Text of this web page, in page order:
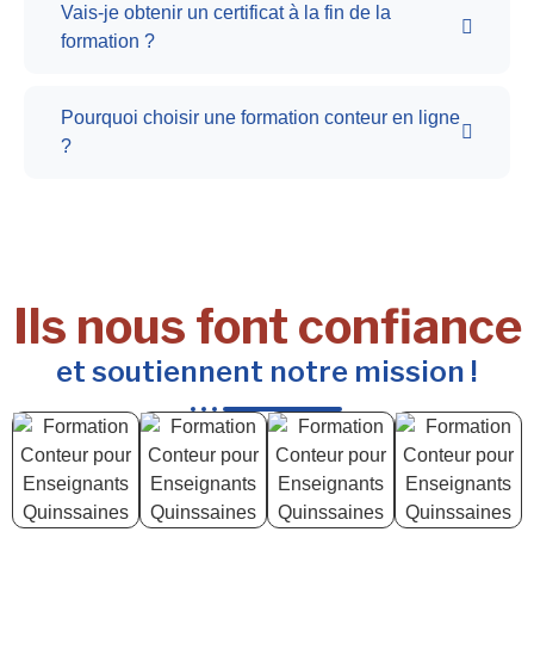
Vais-je obtenir un certificat à la fin de la
formation ?
Pourquoi choisir une formation conteur en ligne
?
Ils nous font confiance
et soutiennent notre mission !